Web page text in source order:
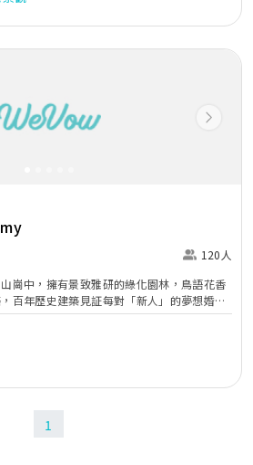
Next
120人
崗中，擁有景致雅研的綠化園林，鳥語花香
百年歷史建築見証每對「新人」的夢想婚
的婚禮場地及佈置服務，並配備基本音響、
典設計的「文化旅館‧翠雅山房」也可作婚
婚禮一條龍服務。
1